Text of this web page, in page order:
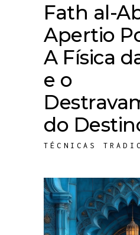
Fath al-
Apertio
A Física
e o
do
TÉCNICAS